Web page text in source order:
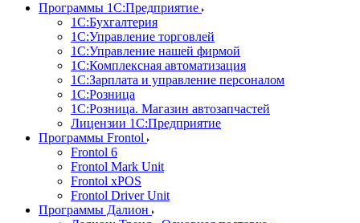
Программы 1С:Предприятие
1С:Бухгалтерия
1С:Управление торговлей
1С:Управление нашей фирмой
1С:Комплексная автоматизация
1С:Зарплата и управление персоналом
1С:Розница
1С:Розница. Магазин автозапчастей
Лицензии 1С:Предприятие
Программы Frontol
Frontol 6
Frontol Mark Unit
Frontol xPOS
Frontol Driver Unit
Программы Далион